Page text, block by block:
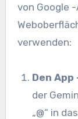
von Google
verwenden:
Den
der
„@“ in